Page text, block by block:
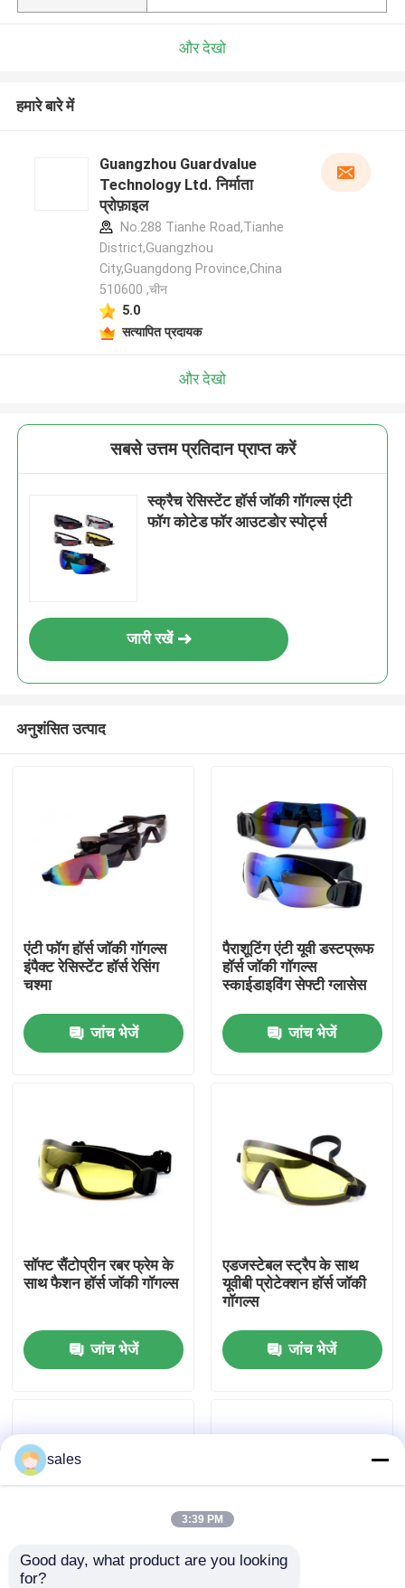
हमारे बारे में
संपर्क करें
समाचार
एक उद्धरण का अनुरोध करें
सुरक्षा चश्मा काले चश्मे
और देखो
हमारे बारे में
Guangzhou Guardvalue
Technology Ltd. निर्माता
प्रोफ़ाइल
No.288 Tianhe Road,Tianhe
District,Guangzhou
City,Guangdong Province,China
510600 ,चीन
5.0
सत्यापित प्रदायक
और देखो
सबसे उत्तम प्रतिदान प्राप्त करें
स्क्रैच रेसिस्टेंट हॉर्स जॉकी गॉगल्स एंटी
फॉग कोटेड फॉर आउटडोर स्पोर्ट्स
जारी रखें
अनुशंसित उत्पाद
एंटी फॉग हॉर्स जॉकी गॉगल्स
इंपैक्ट रेसिस्टेंट हॉर्स रेसिंग
चश्मा
जांच भेजें
पैराशूटिंग एंटी यूवी डस्टप्रूफ
हॉर्स जॉकी गॉगल्स
स्काईडाइविंग सेफ्टी ग्लासेस
जांच भेजें
सॉफ्ट सैंटोप्रीन रबर फ्रेम के
साथ फैशन हॉर्स जॉकी गॉगल्स
जांच भेजें
एडजस्टेबल स्ट्रैप के साथ
यूवीबी प्रोटेक्शन हॉर्स जॉकी
गॉगल्स
जांच भेजें
पेशेवर स्पोर्टिंग एंटी फॉग
sales
3:39 PM
Good day, what product are you looking
for?